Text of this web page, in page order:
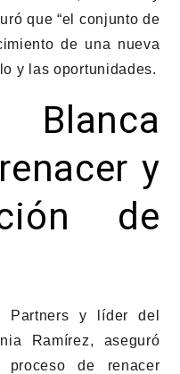
que “el conjunto de
de una nueva
y las oportunidades.
y
de
Partners y líder del
Ramírez, aseguró
de renacer